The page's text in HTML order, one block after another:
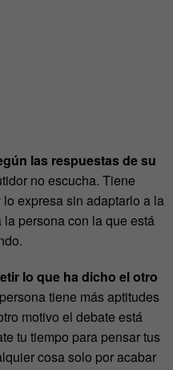
las respuestas de su
no escucha. Tiene
expresa sin adaptarlo a la
persona con la que está
lo que ha dicho el otro
tiene más aptitudes
motivo el debate está
tu tiempo para pensar tus
cosa solo por acabar